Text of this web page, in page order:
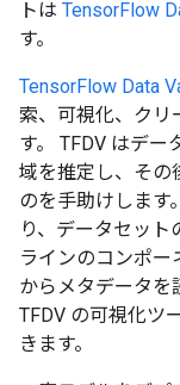
トは TensorFlow
す。
TensorFlow Data
索、可視化、クリ
す。 TFDV はデ
域を推定し、その
のを手助けします
り、データセッ
ラインのコンポー
からメタデータを
TFDV の可視化ツ
きます。